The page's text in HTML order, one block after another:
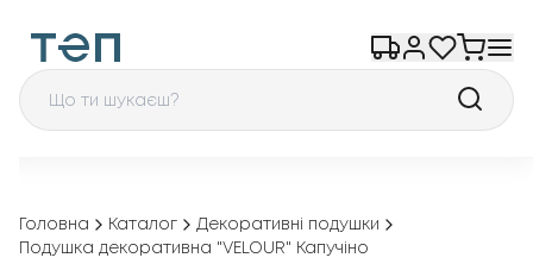
Головна Каталог
Декоративні подушки
Подушка декоративна "VELOUR" Капучіно